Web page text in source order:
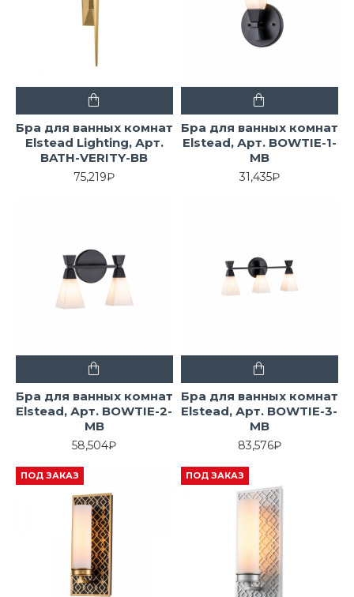
Бра для ванных комнат
Elstead Lighting, Арт.
BATH-VERITY-BB
75,219₽
Бра для ванных комнат
Elstead, Арт. BOWTIE-1-
MB
31,435₽
Бра для ванных комнат
Elstead, Арт. BOWTIE-2-
MB
58,504₽
Бра для ванных комнат
Elstead, Арт. BOWTIE-3-
MB
83,576₽
ПОД ЗАКАЗ ПОД ЗАКАЗ